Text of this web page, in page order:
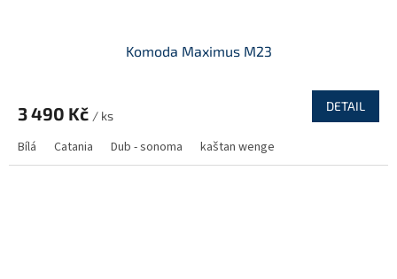
Komoda Maximus M23
3 490 Kč / ks
DETAIL
Bílá Catania Dub - sonoma kaštan wenge